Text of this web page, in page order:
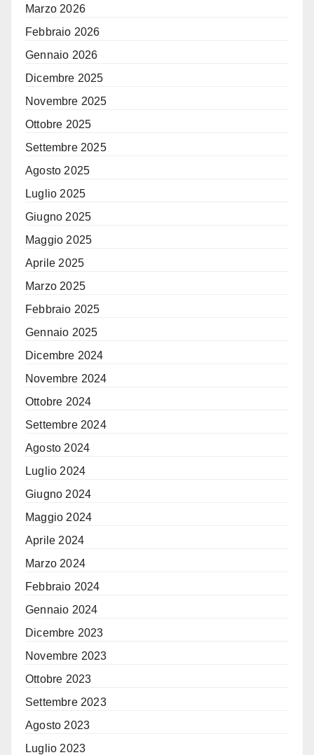
Marzo 2026
Febbraio 2026
Gennaio 2026
Dicembre 2025
Novembre 2025
Ottobre 2025
Settembre 2025
Agosto 2025
Luglio 2025
Giugno 2025
Maggio 2025
Aprile 2025
Marzo 2025
Febbraio 2025
Gennaio 2025
Dicembre 2024
Novembre 2024
Ottobre 2024
Settembre 2024
Agosto 2024
Luglio 2024
Giugno 2024
Maggio 2024
Aprile 2024
Marzo 2024
Febbraio 2024
Gennaio 2024
Dicembre 2023
Novembre 2023
Ottobre 2023
Settembre 2023
Agosto 2023
Luglio 2023